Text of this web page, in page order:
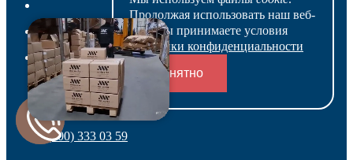
Переходники и соединители
Карта сайта
Статьи
Статьи пользователей
8 (800) 333 03 59
Продолжая использовать наш веб-
сайт, вы принимаете условия
Политики конфиденциальности
Понятно